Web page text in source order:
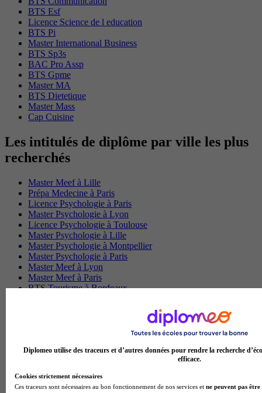
BTS Esf
Licence Science de l education
BTS Pi
Master International Business
BTS Sp3s
BAC Pro Assp
BTS Gpme
Master MA
BTS Dietetique
Master Mass
Cap Cuisine
Les intitulés de diplôme par ville les plus
recherchés
Master Meef à Lille
Prépa Medecine à Paris
Licence Psychologie à Paris
Master Psychologie à Lyon
Licence Psychologie à Toulouse
Master Psychologie à Lille
Master Psychologie à Montpellier
Master Psychologie à Paris
Master Meef à Lyon
Master Meef à Paris
BTS Tourisme à Bordeaux
BTS Communication à Bordeaux
BTS Communication à Lyon
BTS Ndrc à Lyon
Diplomeo utilise des traceurs et d’autres données pour rendre la recherche
efficace.
Cookies strictement nécessaires
Ces traceurs sont nécessaires au bon fonctionnement de nos services et ne peuvent pas être